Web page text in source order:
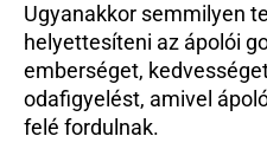
Ugyanakkor semmilyen
helyettesíteni az ápolói
emberséget,
odafigyelést, amivel
felé fordulnak.